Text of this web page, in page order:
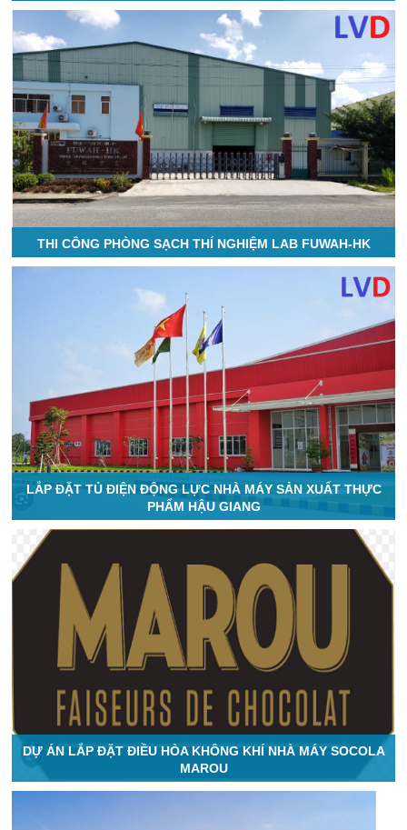
THI CÔNG PHÒNG SẠCH THÍ NGHIỆM LAB FUWAH-HK
LẮP ĐẶT TỦ ĐIỆN ĐỘNG LỰC NHÀ MÁY SẢN XUẤT THỰC
PHẨM HẬU GIANG
DỰ ÁN LẮP ĐẶT ĐIỀU HÒA KHÔNG KHÍ NHÀ MÁY SOCOLA
MAROU